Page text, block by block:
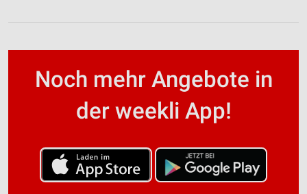
Noch mehr Angebote in
der weekli App!